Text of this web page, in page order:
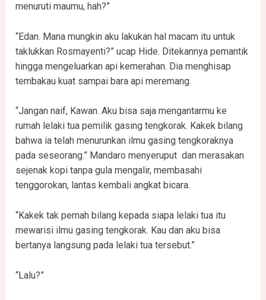
menuruti maumu, hah?”
“Edan. Mana mungkin aku lakukan hal macam itu untuk
taklukkan Rosmayenti?” ucap Hide. Ditekannya pemantik
hingga mengeluarkan api kemerahan. Dia menghisap
tembakau kuat sampai bara api meremang.
“Jangan naif, Kawan. Aku bisa saja mengantarmu ke
rumah lelaki tua pemilik gasing tengkorak. Kakek bilang
bahwa ia telah menurunkan ilmu gasing tengkoraknya
pada seseorang.” Mandaro menyeruput dan merasakan
sejenak kopi tanpa gula mengalir, membasahi
tenggorokan, lantas kembali angkat bicara.
“Kakek tak pernah bilang kepada siapa lelaki tua itu
mewarisi ilmu gasing tengkorak. Kau dan aku bisa
bertanya langsung pada lelaki tua tersebut.”
“Lalu?”